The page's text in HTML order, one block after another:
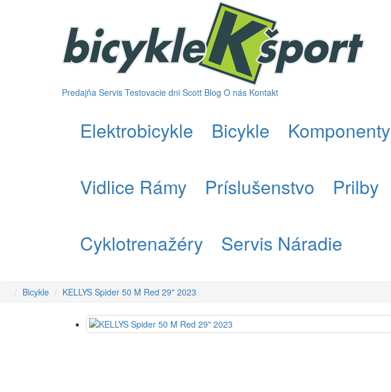
Predajňa Servis Testovacie dni Scott Blog O nás Kontakt
Elektrobicykle Bicykle Komponenty
Vidlice Rámy Príslušenstvo Prilby
Cyklotrenažéry Servis Náradie
Bicykle KELLYS Spider 50 M Red 29" 2023